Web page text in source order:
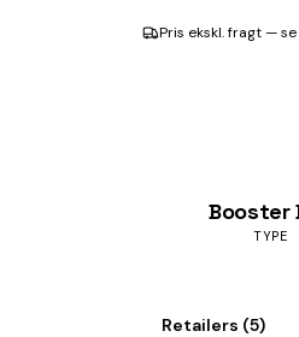
Pris ekskl. fragt —
Booster
TYPE
Retailers (5)